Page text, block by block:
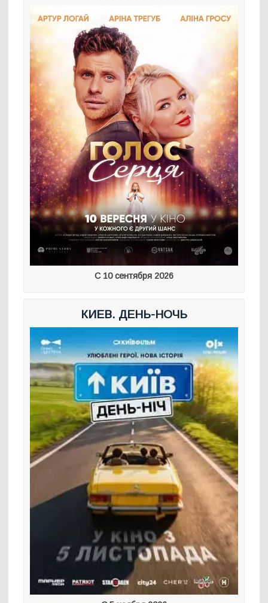
С 10 сентября 2026
КИЕВ. ДЕНЬ-НОЧЬ